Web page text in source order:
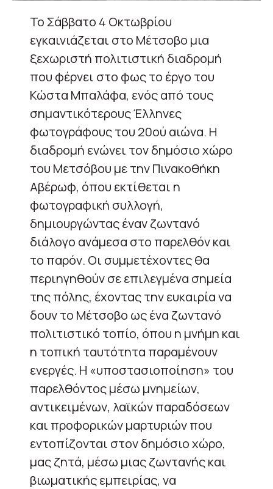
Το Σάββατο 4 Οκτωβρίου
εγκαινιάζεται στο Μέτσοβο μια
ξεχωριστή πολιτιστική διαδρομή
που φέρνει στο φως το έργο του
Κώστα Μπαλάφα, ενός από τους
σημαντικότερους Έλληνες
φωτογράφους του 20ού αιώνα. Η
διαδρομή ενώνει τον δημόσιο χώρο
του Μετσόβου με την Πινακοθήκη
Αβέρωφ, όπου εκτίθεται η
φωτογραφική συλλογή,
δημιουργώντας έναν ζωντανό
διάλογο ανάμεσα στο παρελθόν και
το παρόν. Οι συμμετέχοντες θα
περιηγηθούν σε επιλεγμένα σημεία
της πόλης, έχοντας την ευκαιρία να
δουν το Μέτσοβο ως ένα ζωντανό
πολιτιστικό τοπίο, όπου η μνήμη και
η τοπική ταυτότητα παραμένουν
ενεργές. Η «υποστασιοποίηση» του
παρελθόντος μέσω μνημείων,
αντικειμένων, λαϊκών παραδόσεων
και προφορικών μαρτυριών που
εντοπίζονται στον δημόσιο χώρο,
μας ζητά, μέσω μιας ζωντανής και
βιωματικής εμπειρίας, να